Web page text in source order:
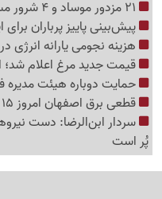
پیش‌بینی پاییز پرباران برای
هزینه نجومی یارانه انرژی
قیمت جدید مرغ اعلام شد؛
حمایت دوباره هیئت مدیره
قطعی برق اصفهان امروز 15 مرداد+ لینک
سردار ابن‌الرضا: دست
پُر است